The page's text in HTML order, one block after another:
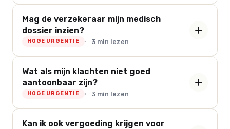
Mag de verzekeraar mijn medisch
dossier inzien?
HOGE URGENTIE 3 min lezen
Wat als mijn klachten niet goed
aantoonbaar zijn?
HOGE URGENTIE 3 min lezen
Kan ik ook vergoeding krijgen voor